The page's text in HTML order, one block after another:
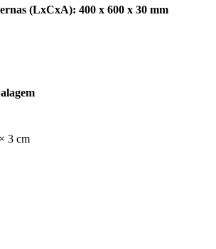
(LxCxA): 400 x 600 x 30 mm
3 cm